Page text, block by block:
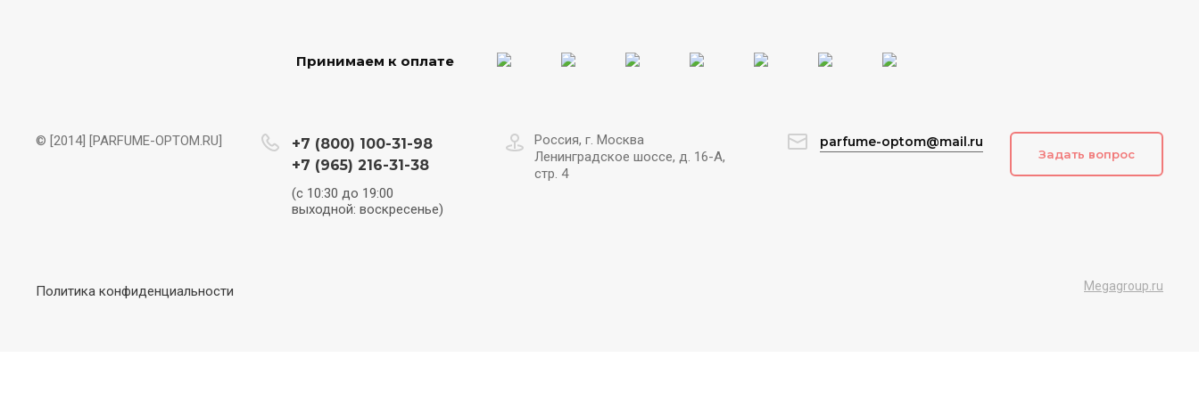
Принимаем к оплате
© [2014] [PARFUME-OPTOM.RU]
+7 (800) 100-31-98
+7 (965) 216-31-38
(с 10:30 до 19:00
выходной: воскресенье)
Россия, г. Москва
Ленинградское шоссе, д. 16-А,
стр. 4
parfume-optom@mail.ru
Задать вопрос
Политика конфиденциальности Megagroup.ru